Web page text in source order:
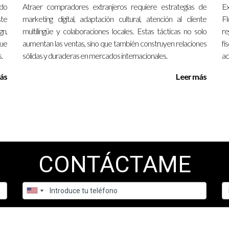
$500 y $1,500 dependiendo del estado.
personal y promoción de propiedades.
a asociaciones profesionales como la MLS (Multiple Listing
tus habilidades y conocimientos.
tiempo, esfuerzo y una comprensión clara de cómo
para aprender y crecer; no te desanimes ante los desafíos
orientación adicional o estás listo para dar el siguiente
personalizado.
Atraer compradores extranjeros requiere estrategias de
marketing digital, adaptación cultural, atención al cliente
multilingüe y colaboraciones locales. Estas tácticas no solo
aumentan las ventas, sino que también construyen relaciones
sólidas y duraderas en mercados internacionales.
Leer más
CONTÁCTAME